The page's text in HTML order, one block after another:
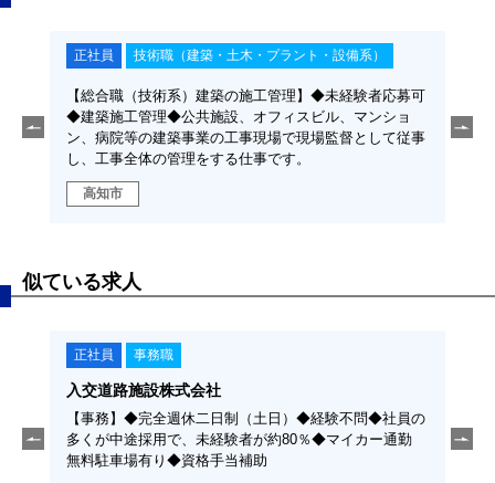
ョ
従事
正社員 技術職（ＩＴ・通信・ＷＥＢ系）
【社内ＳＥ】◆SE経験者◆稼働中の自社システムの運
用保守から刷新のための要件定義・課題解決をシステム
ベンダーと連携を図りながら推進していただきます。
高知市
土
木
似ている求人
ー通勤
正社員 事務職
旭ブロック建設株式会社
【総務事務】経験不問◆年間休日110日◆時間有給取得
可能◆高知県内エクステリア業界のトップ企業◆エクス
テリア商品、コンクリート製品の販売などを行っている